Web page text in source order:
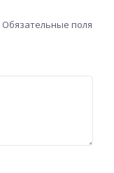
Обязательные поля